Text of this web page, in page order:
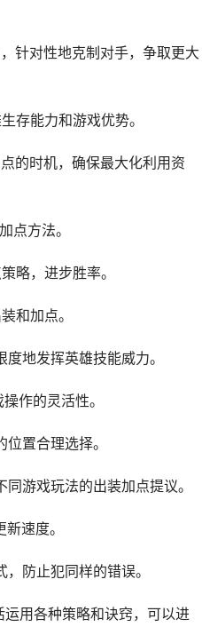
针对性地克制对手，争取更大
存能力和游戏优势。
的时机，确保最大化利用资
点方法。
略，进步胜率。
和加点。
地发挥英雄技能威力。
作的灵活性。
置合理选择。
游戏玩法的出装加点提议。
速度。
防止犯同样的错误。
用各种策略和诀窍，可以进